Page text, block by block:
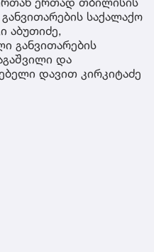
საქალაქო
აბუთიძე,
განვითარების
და
დავით კირკიტაძე